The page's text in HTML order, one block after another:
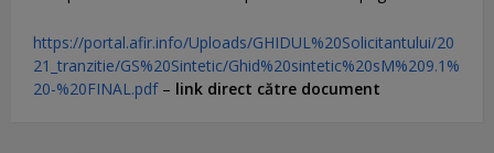
https://portal.afir.info/Uploads/GHIDUL%20Solicitantului/20
21_tranzitie/GS%20Sintetic/Ghid%20sintetic%20sM%209.1%
20-%20FINAL.pdf– link direct către document